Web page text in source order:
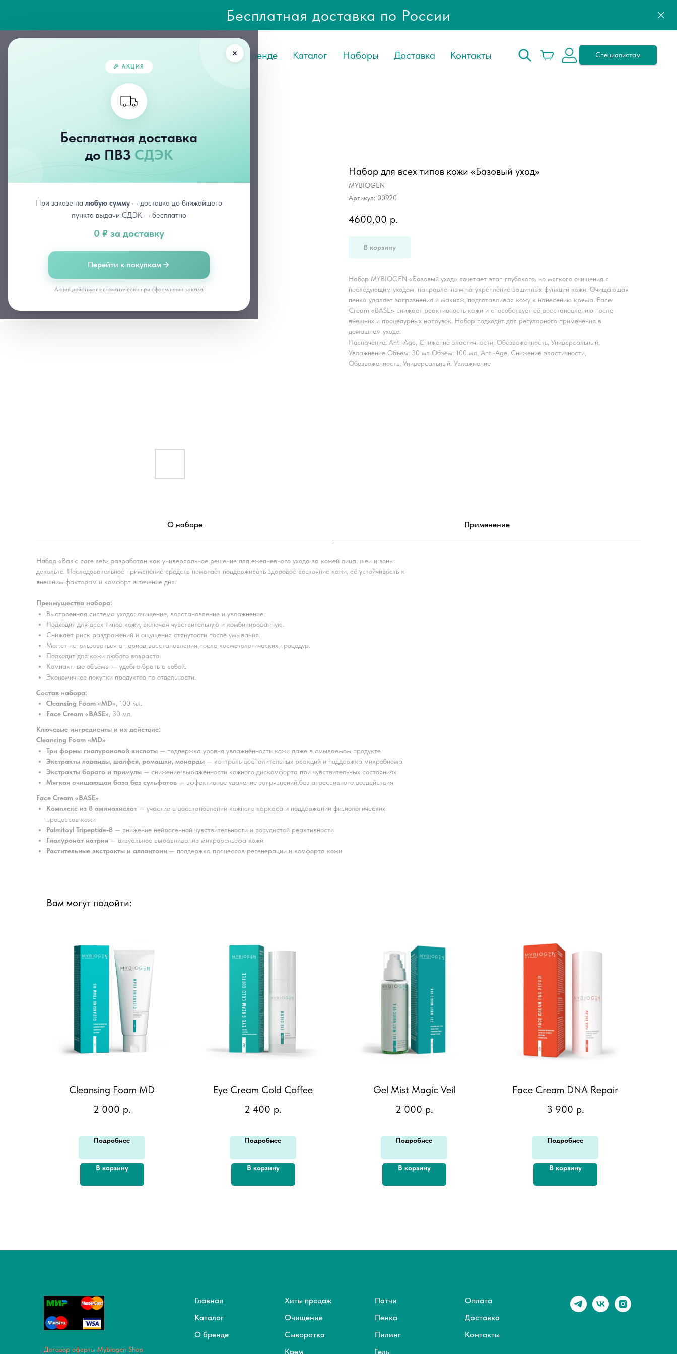
Бесплатная доставка по России
🎉 АКЦИЯ
Бесплатная доставка
до ПВЗ СДЭК
При заказе на любую сумму — доставка до ближайшего
пункта выдачи СДЭК — бесплатно
0 ₽ за доставку
Перейти к покупкам
Акция действует автоматически при оформлении заказа
О Бренде Каталог Наборы Доставка Контакты Специалистам
Набор для всех типов кожи «Базовый уход»
MYBIOGEN
Артикул: 00920
4600,00 р.
В корзину
Набор MYBIOGEN «Базовый уход» сочетает этап глубокого, но мягкого очищения с
последующим уходом, направленным на укрепление защитных функций кожи. Очищающая
пенка удаляет загрязнения и макияж, подготавливая кожу к нанесению крема. Face
Cream «BASE» снижает реактивность кожи и способствует её восстановлению после
внешних и процедурных нагрузок. Набор подходит для регулярного применения в
домашнем уходе.
Назначение: Anti-Age, Снижение эластичности, Обезвоженность, Универсальный,
Увлажнение Объём: 30 мл Объём: 100 мл, Anti-Age, Снижение эластичности,
Обезвоженность, Универсальный, Увлажнение
О наборе Применение
Набор «Basic care set» разработан как универсальное решение для ежедневного ухода за кожей лица, шеи и зоны
декольте. Последовательное применение средств помогает поддерживать здоровое состояние кожи, её устойчивость к
внешним факторам и комфорт в течение дня.
Преимущества набора:
Выстроенная система ухода: очищение, восстановление и увлажнение.
Подходит для всех типов кожи, включая чувствительную и комбинированную.
Снижает риск раздражений и ощущения стянутости после умывания.
Может использоваться в период восстановления после косметологических процедур.
Подходит для кожи любого возраста.
Компактные объёмы — удобно брать с собой.
Экономичнее покупки продуктов по отдельности.
Состав набора:
Cleansing Foam «MD», 100 мл.
Face Cream «BASE», 30 мл.
Ключевые ингредиенты и их действие:
Cleansing Foam «MD»
Три формы гиалуроновой кислоты — поддержка уровня увлажнённости кожи даже в смываемом продукте
Экстракты лаванды, шалфея, ромашки, монарды — контроль воспалительных реакций и поддержка микробиома
Экстракты бораго и примулы — снижение выраженности кожного дискомфорта при чувствительных состояниях
Мягкая очищающая база без сульфатов — эффективное удаление загрязнений без агрессивного воздействия
Face Cream «BASE»
Комплекс из 8 аминокислот — участие в восстановлении кожного каркаса и поддержании физиологических
процессов кожи
Palmitoyl Tripeptide-8 — снижение нейрогенной чувствительности и сосудистой реактивности
Гиалуронат натрия — визуальное выравнивание микрорельефа кожи
Растительные экстракты и аллантоин — поддержка процессов регенерации и комфорта кожи
Вам могут подойти:
Cleansing Foam MD
2 000 р.
Подробнее
В корзину
Eye Cream Cold Coffee
2 400 р.
Подробнее
В корзину
Gel Mist Magic Veil
2 000 р.
Подробнее
В корзину
Face Cream DNA Repair
3 900 р.
Подробнее
В корзину
Договор оферты Mybiogen Shop
Главная
Каталог
О бренде
Хиты продаж
Очищение
Сыворотка
Крем
Патчи
Пенка
Пилинг
Гель
Оплата
Доставка
Контакты